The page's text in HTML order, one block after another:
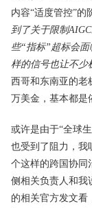
内容“适度管控”的
到了关于限制
些“指标”超标会
样的信号也让不少
西哥和东南亚的老
万美金，基本都是
或许是由于“全球
也受到了阻力，我
个这样的跨国协同
侧相关负责人和我
的相关官方发文看